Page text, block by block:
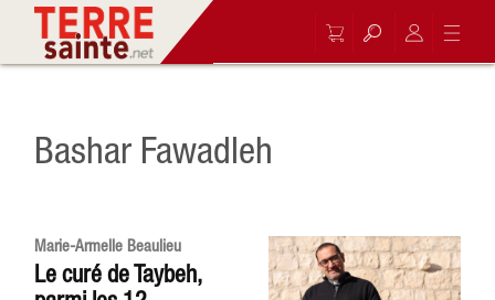
Bashar Fawadleh
Marie-Armelle Beaulieu
Le curé de Taybeh,